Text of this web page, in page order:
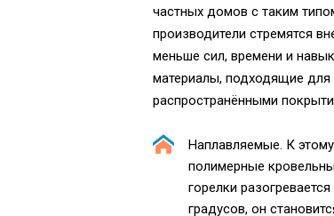
частных домов с таким
производители стремятся
меньше сил, времени и
материалы, подходящие
распространёнными
Наплавляемые. К
полимерные
горелки
градусов, он